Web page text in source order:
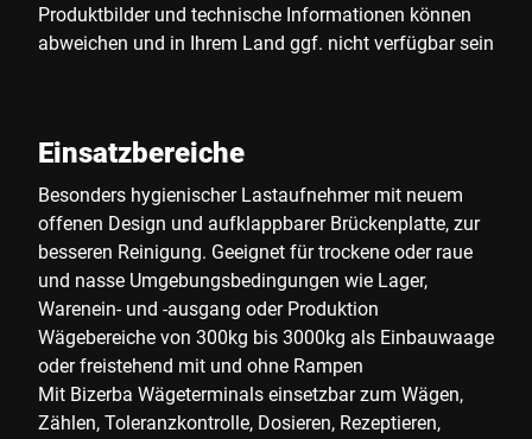
Produktbilder und technische Informationen können
abweichen und in Ihrem Land ggf. nicht verfügbar sein
Einsatzbereiche
Besonders hygienischer Lastaufnehmer mit neuem
offenen Design und aufklappbarer Brückenplatte, zur
besseren Reinigung. Geeignet für trockene oder raue
und nasse Umgebungsbedingungen wie Lager,
Warenein- und -ausgang oder Produktion
Wägebereiche von 300kg bis 3000kg als Einbauwaage
oder freistehend mit und ohne Rampen
Mit Bizerba Wägeterminals einsetzbar zum Wägen,
Zählen, Toleranzkontrolle, Dosieren, Rezeptieren,